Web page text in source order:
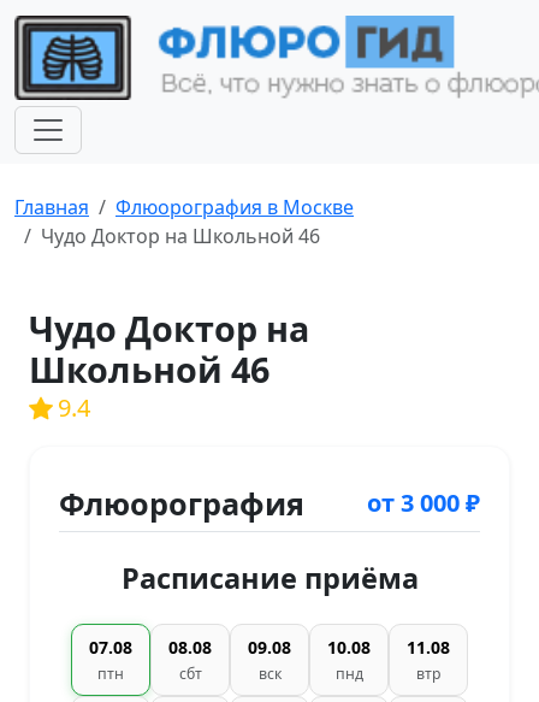
Главная
Флюорография в Москве
Чудо Доктор на Школьной 46
Чудо Доктор на
Школьной 46
9.4
Флюорография от 3 000 ₽
Расписание приёма
07.08
птн
08.08
сбт
09.08
вск
10.08
пнд
11.08
втр